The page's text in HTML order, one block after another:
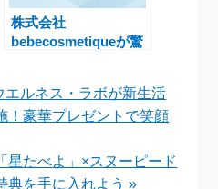
株式会社
bebecosmetiqueが驚
施！特別価格で完売
ルネス・ラボが新生活
！豪華プレゼントで笑顔
星たべよ」×スヌーピード
典を手に入れよう »